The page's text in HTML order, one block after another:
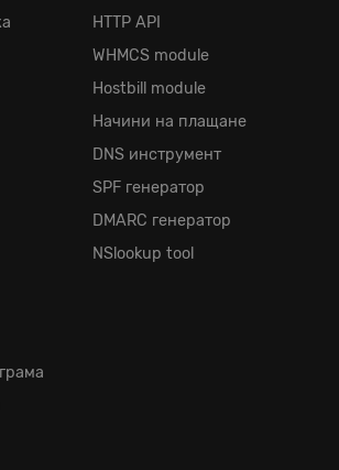
HTTP API
WHMCS module
Hostbill module
Начини на плащане
DNS инструмент
SPF генератор
DMARC генератор
NSlookup tool